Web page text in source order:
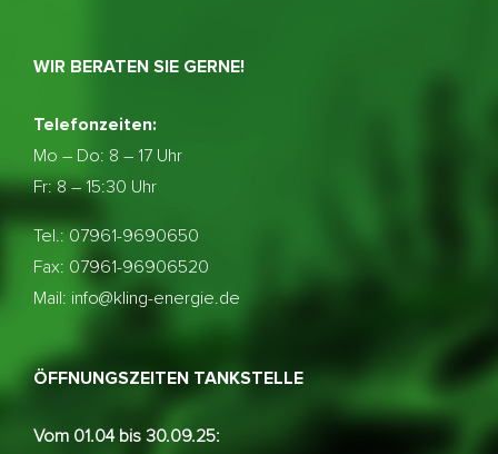
WIR BERATEN SIE GERNE!
Telefonzeiten:
Mo – Do: 8 – 17 Uhr
Fr: 8 – 15:30 Uhr
Tel.: 07961-9690650
Fax: 07961-96906520
Mail: info@kling-energie.de
ÖFFNUNGSZEITEN TANKSTELLE
Vom 01.04 bis 30.09.25: